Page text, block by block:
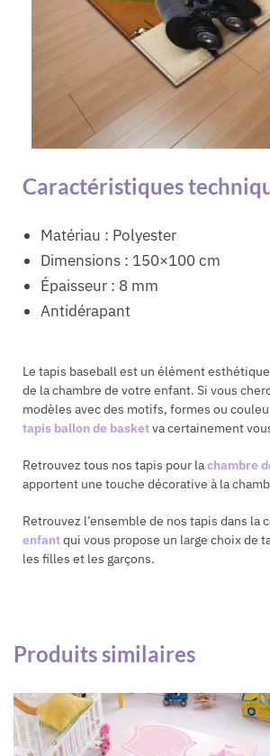
Caractéristiques
Matériau : Polyester
Dimensions : 150×100 cm
Épaisseur : 8 mm
Antidérapant
Le tapis baseball est un élément
de la chambre de votre enfant. Si vous
modèles avec des motifs, formes ou
tapis ballon de basketva certainement
Retrouvez tous nos tapis pour lachambre
apportent une touche décorative à la
Retrouvez l’ensemble de nos tapis dans la
enfantqui vous propose un large choix de
les filles et les garçons.
Produits similaires